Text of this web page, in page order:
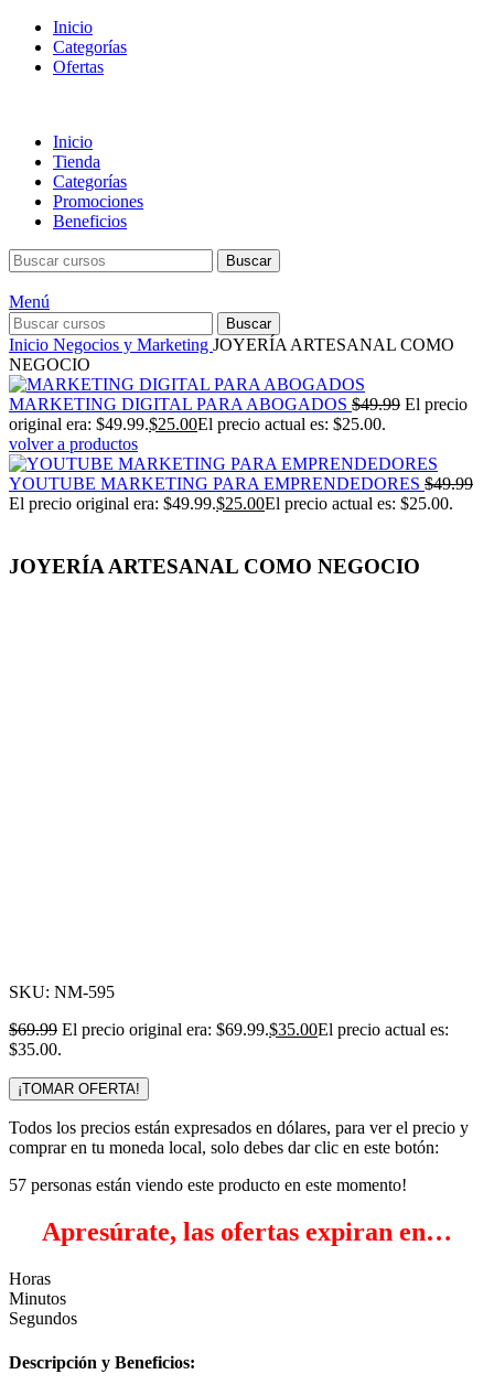
Inicio
Categorías
Ofertas
Inicio
Tienda
Categorías
Promociones
Beneficios
Buscar
Menú
Buscar
Inicio Negocios y Marketing JOYERÍA ARTESANAL COMO
NEGOCIO
MARKETING DIGITAL PARA ABOGADOS $49.99 El precio
original era: $49.99.$25.00El precio actual es: $25.00.
volver a productos
YOUTUBE MARKETING PARA EMPRENDEDORES $49.99
El precio original era: $49.99.$25.00El precio actual es: $25.00.
JOYERÍA ARTESANAL COMO NEGOCIO
SKU: NM-595
$69.99 El precio original era: $69.99.$35.00El precio actual es:
$35.00.
¡TOMAR OFERTA!
Todos los precios están expresados en dólares, para ver el precio y
comprar en tu moneda local, solo debes dar clic en este botón:
57 personas están viendo este producto en este momento!
Apresúrate, las ofertas expiran en…
Horas
Minutos
Segundos
Descripción y Beneficios: